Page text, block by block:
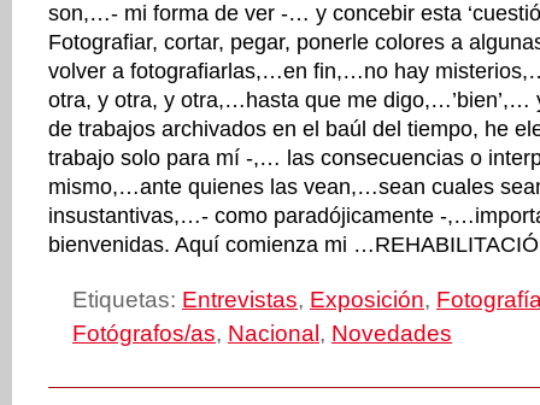
son,…- mi forma de ver -… y concebir esta
Fotografiar, cortar, pegar, ponerle colores a
volver a fotografiarlas,…en fin,…no hay
otra, y otra, y otra,…hasta que me digo,…’bien’,…
de trabajos archivados en el baúl del tiempo, he
trabajo solo para mí -,… las consecuencias o
mismo,…ante quienes las vean,…sean cuales
insustantivas,…- como paradójicamente -
bienvenidas. Aquí comienza mi
Etiquetas: Entrevistas, Exposición,
Fotógrafos/as, Nacional , Novedades